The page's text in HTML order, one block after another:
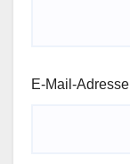
E-Mail-Adresse